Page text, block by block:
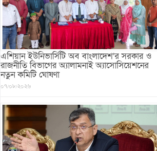
এশিয়ান ইউনিভার্সিটি অব বাংলাদেশ’র সরকার ও
রাজনীতি বিভাগের অ্যালামনাই অ্যাসোসিয়েশনের
নতুন কমিটি ঘোষণা
০৭/০৮/২০২৬